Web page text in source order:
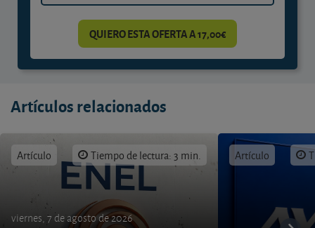
QUIERO ESTA OFERTA A 17,00€
Artículos relacionados
Artículo Tiempo de lectura: 3 min.
viernes, 7 de agosto de 2026
Artículo